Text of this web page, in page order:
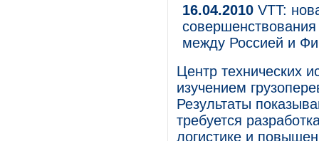
16.04.2010 VTT:
совершенствования
между Россией и
Центр технических
изучением
Результаты
требуется
логистике и